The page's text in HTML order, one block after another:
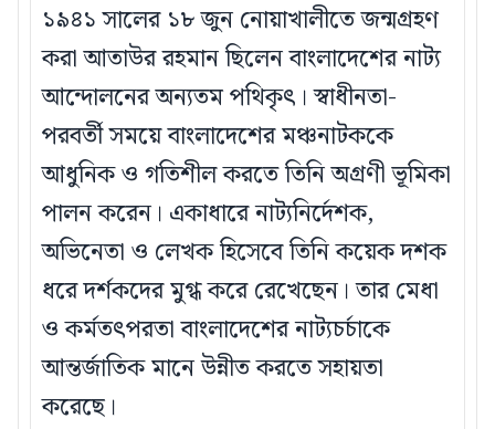
১৯৪১ সালের ১৮ জুন নোয়াখালীতে জন্মগ্রহণ
করা আতাউর রহমান ছিলেন বাংলাদেশের নাট্য
আন্দোলনের অন্যতম পথিকৃৎ। স্বাধীনতা-
পরবর্তী সময়ে বাংলাদেশের মঞ্চনাটককে
আধুনিক ও গতিশীল করতে তিনি অগ্রণী ভূমিকা
পালন করেন। একাধারে নাট্যনির্দেশক,
অভিনেতা ও লেখক হিসেবে তিনি কয়েক দশক
ধরে দর্শকদের মুগ্ধ করে রেখেছেন। তার মেধা
ও কর্মতৎপরতা বাংলাদেশের নাট্যচর্চাকে
আন্তর্জাতিক মানে উন্নীত করতে সহায়তা
করেছে।